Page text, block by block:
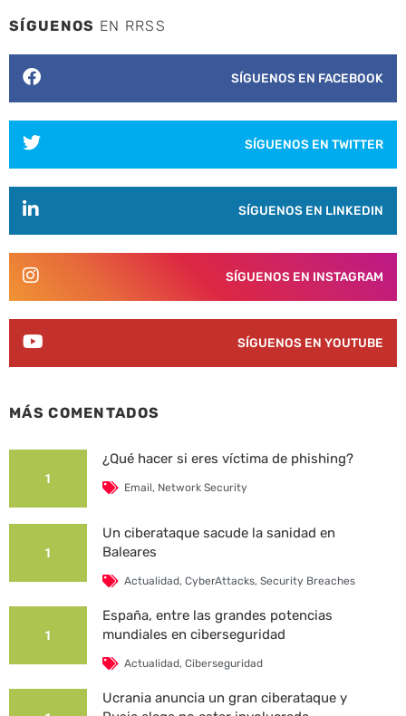
SÍGUENOS EN RRSS
SÍGUENOS EN FACEBOOK
SÍGUENOS EN TWITTER
SÍGUENOS EN LINKEDIN
SÍGUENOS EN INSTAGRAM
SÍGUENOS EN YOUTUBE
MÁS COMENTADOS
1
¿Qué hacer si eres víctima de phishing?
Email, Network Security
1
Un ciberataque sacude la sanidad en
Baleares
Actualidad, CyberAttacks, Security Breaches
1
España, entre las grandes potencias
mundiales en ciberseguridad
Actualidad, Ciberseguridad
Ucrania anuncia un gran ciberataque y